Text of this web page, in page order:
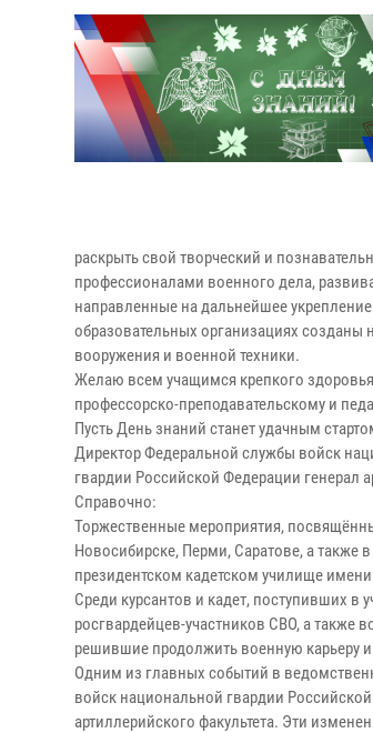
раскрыть свой творческий и
профессионалами военного дела,
направленные на дальнейшее
образовательных организациях
вооружения и военной техники.
Желаю всем учащимся крепкого
профессорско-преподавательскому и
Пусть День знаний станет удачным
Директор Федеральной службы войск
гвардии Российской Федерации генерал
Справочно:
Торжественные мероприятия,
Новосибирске, Перми, Саратове, а
президентском кадетском училище
Среди курсантов и кадет, поступивших в
росгвардейцев-участников СВО, а также
решившие продолжить военную карьеру
Одним из главных событий в
войск национальной гвардии
артиллерийского факультета. Эти